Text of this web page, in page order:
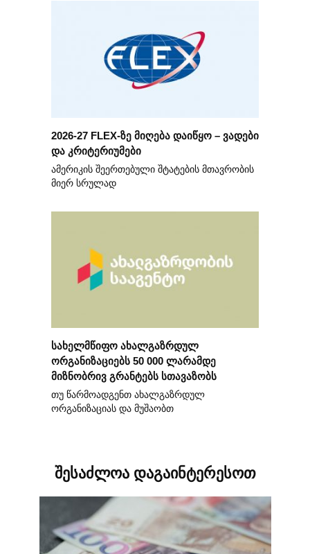
2026-27 FLEX-ზე მიღება დაიწყო – ვადები
და კრიტერიუმები
ამერიკის შეერთებული შტატების მთავრობის
მიერ სრულად
სახელმწიფო ახალგაზრდულ
ორგანიზაციებს 50 000 ლარამდე
მიზნობრივ გრანტებს სთავაზობს
თუ წარმოადგენთ ახალგაზრდულ
ორგანიზაციას და მუშაობთ
შესაძლოა დაგაინტერესოთ